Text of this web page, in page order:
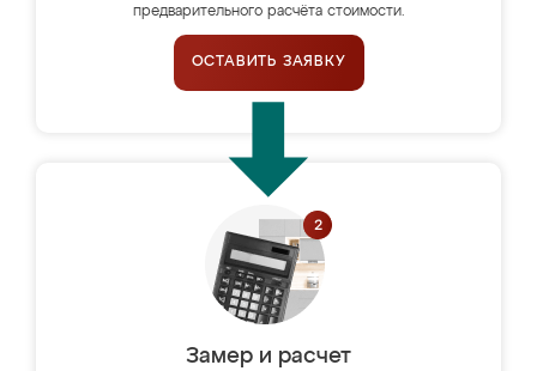
предварительного расчёта стоимости.
ОСТАВИТЬ ЗАЯВКУ
Замер и расчет